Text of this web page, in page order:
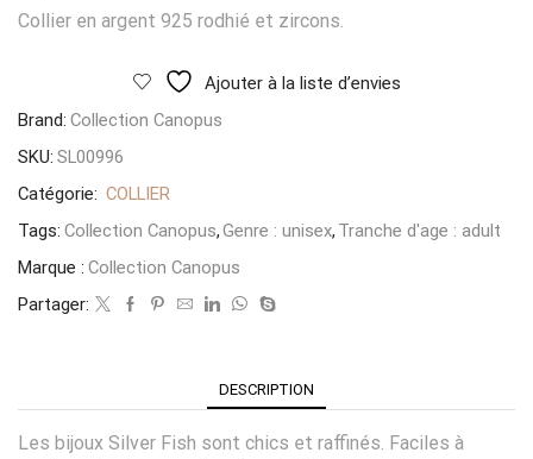
Collier en argent 925 rodhié et zircons.
Ajouter à la liste d’envies
Brand: Collection Canopus
SKU: SL00996
Catégorie: COLLIER
Tags: Collection Canopus,Genre : unisex, Tranche d'age : adult
Marque : Collection Canopus
Partager:
DESCRIPTION
Les bijoux Silver Fish sont chics et raffinés. Faciles à